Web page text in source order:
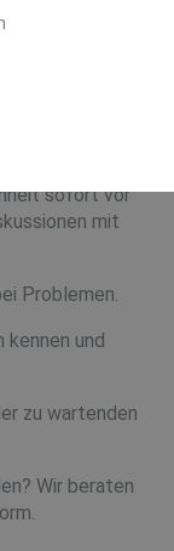
erstellen
sofort vor
mit
Problemen.
kennen und
zu wartenden
Wir beraten